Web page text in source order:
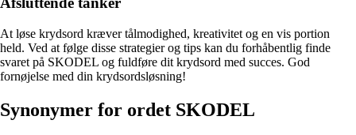
At løse krydsord kræver tålmodighed, kreativitet og en vis portion
held. Ved at følge disse strategier og tips kan du forhåbentlig finde
svaret på SKODEL og fuldføre dit krydsord med succes. God
fornøjelse med din krydsordsløsning!
Synonymer for ordet SKODEL